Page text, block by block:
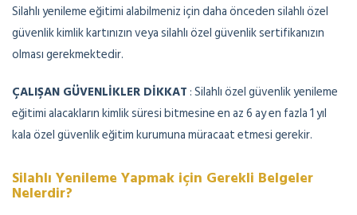
Silahlı yenileme eğitimi alabilmeniz için daha önceden silahlı özel
güvenlik kimlik kartınızın veya silahlı özel güvenlik sertifikanızın
olması gerekmektedir.
ÇALIŞAN GÜVENLİKLER DİKKAT : Silahlı özel güvenlik yenileme
eğitimi alacakların kimlik süresi bitmesine en az 6 ay en fazla 1 yıl
kala özel güvenlik eğitim kurumuna müracaat etmesi gerekir.
Silahlı Yenileme Yapmak için Gerekli Belgeler
Nelerdir?